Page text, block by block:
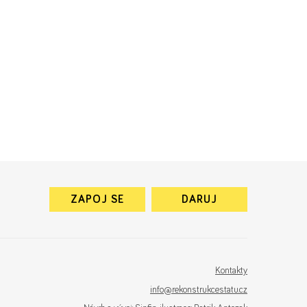
ZAPOJ SE DARUJ
Kontakty
info@rekonstrukcestatu.cz